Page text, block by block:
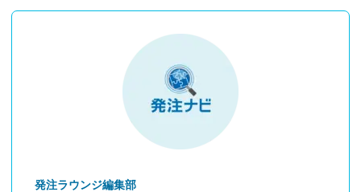
発注ラウンジ編集部